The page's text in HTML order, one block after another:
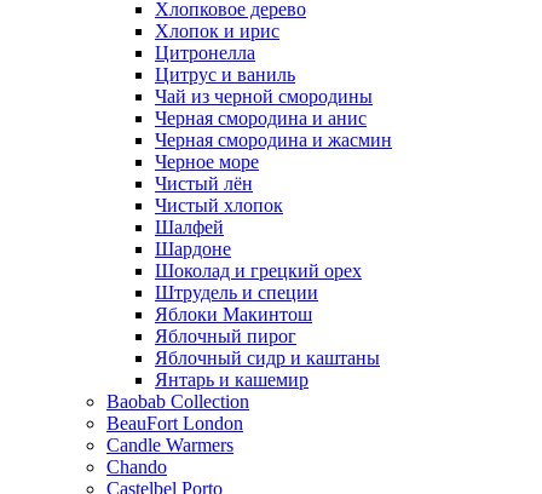
Хлопковое дерево
Хлопок и ирис
Цитронелла
Цитрус и ваниль
Чай из черной смородины
Черная смородина и анис
Черная смородина и жасмин
Черное море
Чистый лён
Чистый хлопок
Шалфей
Шардоне
Шоколад и грецкий орех
Штрудель и специи
Яблоки Макинтош
Яблочный пирог
Яблочный сидр и каштаны
Янтарь и кашемир
Baobab Collection
BeauFort London
Candle Warmers
Chando
Castelbel Porto